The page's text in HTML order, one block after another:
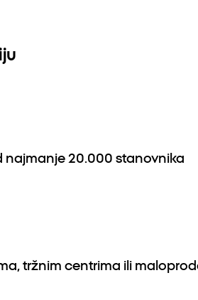
20.000 stanovnika
tržnim centrima ili